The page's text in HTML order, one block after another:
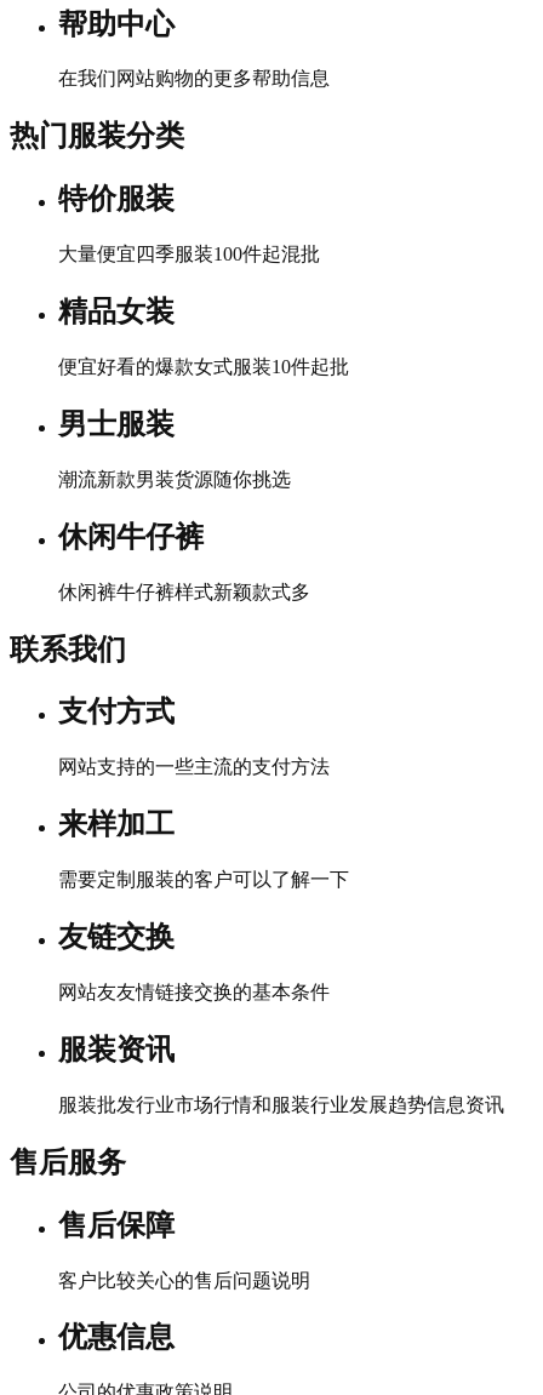
帮助中心
在我们网站购物的更多帮助信息
热门服装分类
特价服装
大量便宜四季服装100件起混批
精品女装
便宜好看的爆款女式服装10件起批
男士服装
潮流新款男装货源随你挑选
休闲牛仔裤
休闲裤牛仔裤样式新颖款式多
联系我们
支付方式
网站支持的一些主流的支付方法
来样加工
需要定制服装的客户可以了解一下
友链交换
网站友友情链接交换的基本条件
服装资讯
服装批发行业市场行情和服装行业发展趋势信息资讯
售后服务
售后保障
客户比较关心的售后问题说明
优惠信息